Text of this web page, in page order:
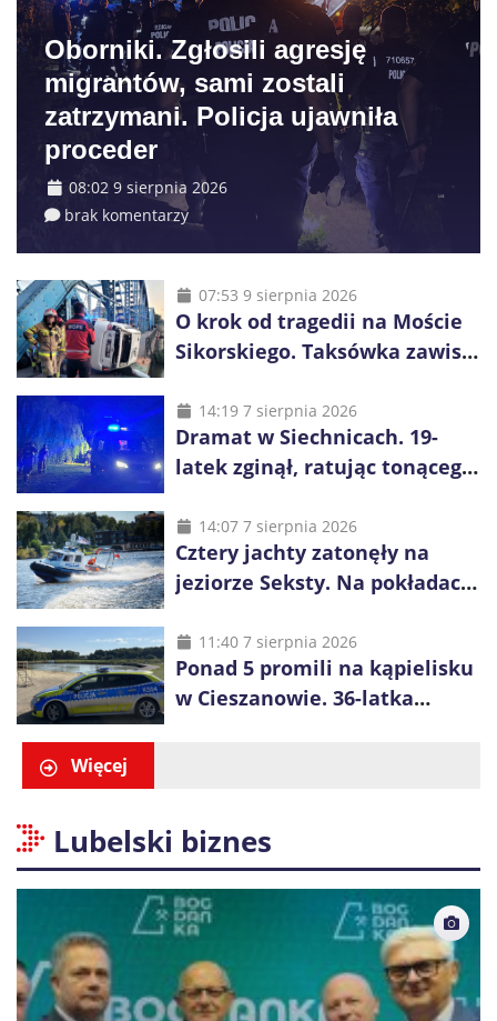
Oborniki. Zgłosili agresję
migrantów, sami zostali
zatrzymani. Policja ujawniła
proceder
08:02 9 sierpnia 2026
brak komentarzy
07:53 9 sierpnia 2026
O krok od tragedii na Moście
Sikorskiego. Taksówka zawisła
14:19 7 sierpnia 2026
Dramat w Siechnicach. 19-
latek zginął, ratując tonącego
14:07 7 sierpnia 2026
Cztery jachty zatonęły na
jeziorze Seksty. Na pokładach
małoletnich
11:40 7 sierpnia 2026
Ponad 5 promili na kąpielisku
w Cieszanowie. 36-latka
Więcej
Lubelski biznes